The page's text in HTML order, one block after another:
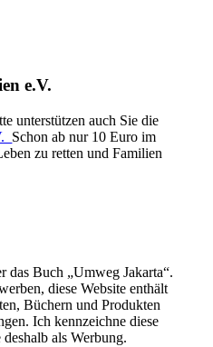
e.V.
unterstützen auch Sie die
Schon ab nur 10 Euro im
zu retten und Familien
das Buch „Umweg Jakarta“.
diese Website enthält
Büchern und Produkten
Ich kennzeichne diese
als Werbung.